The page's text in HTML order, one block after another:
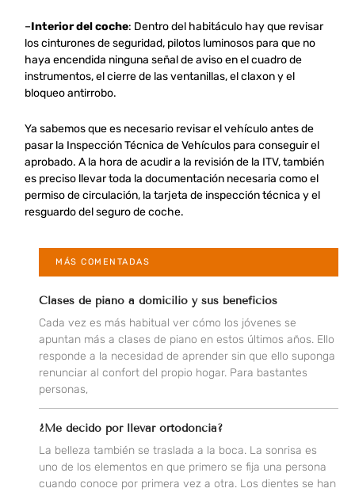
–Interior del coche: Dentro del habitáculo hay que revisar
los cinturones de seguridad, pilotos luminosos para que no
haya encendida ninguna señal de aviso en el cuadro de
instrumentos, el cierre de las ventanillas, el claxon y el
bloqueo antirrobo.
Ya sabemos que es necesario revisar el vehículo antes de
pasar la Inspección Técnica de Vehículos para conseguir el
aprobado. A la hora de acudir a la revisión de la ITV, también
es preciso llevar toda la documentación necesaria como el
permiso de circulación, la tarjeta de inspección técnica y el
resguardo del seguro de coche.
MÁS COMENTADAS
Clases de piano a domicilio y sus beneficios
Cada vez es más habitual ver cómo los jóvenes se
apuntan más a clases de piano en estos últimos años. Ello
responde a la necesidad de aprender sin que ello suponga
renunciar al confort del propio hogar. Para bastantes
personas,
¿Me decido por llevar ortodoncia?
La belleza también se traslada a la boca. La sonrisa es
uno de los elementos en que primero se fija una persona
cuando conoce por primera vez a otra. Los dientes se han